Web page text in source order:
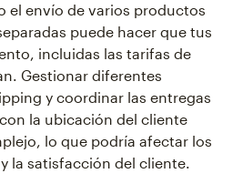
el envío de varios productos
puede hacer que tus
incluidas las tarifas de
Gestionar diferentes
y coordinar las entregas
la ubicación del cliente
lo que podría afectar los
la satisfacción del cliente.